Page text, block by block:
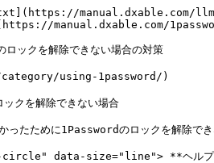
manual.dxable.com/
manual.dxable.com/
ックを解除できない場合の対策
using-1password/)
クを解除できない場合
たために1Passwordのロックを解除でき
size="line"> **ヘルプ